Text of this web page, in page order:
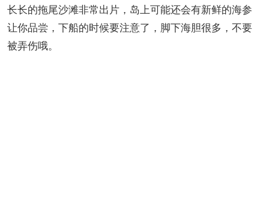
长长的拖尾沙滩非常出片，岛上可能还会有新鲜的海参
让你品尝，下船的时候要注意了，脚下海胆很多，不要
被弄伤哦。